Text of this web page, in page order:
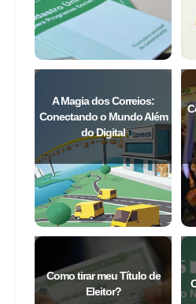
A Magia dos Correios:
Conectando o Mundo Além
do Digital
Como tirar meu Título de
Eleitor?